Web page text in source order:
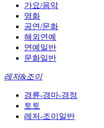
가요/음악
영화
공연/문화
해외연예
연예일반
문화일반
레저&조이
경륜-경마-경정
토토
레저-조이일반